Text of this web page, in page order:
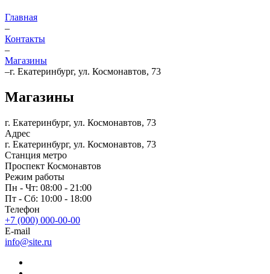
Главная
–
Контакты
–
Магазины
–г. Екатеринбург, ул. Космонавтов, 73
Магазины
г. Екатеринбург, ул. Космонавтов, 73
Адрес
г. Екатеринбург, ул. Космонавтов, 73
Станция метро
Проспект Космонавтов
Режим работы
Пн - Чт: 08:00 - 21:00
Пт - Сб: 10:00 - 18:00
Телефон
+7 (000) 000-00-00
E-mail
info@site.ru